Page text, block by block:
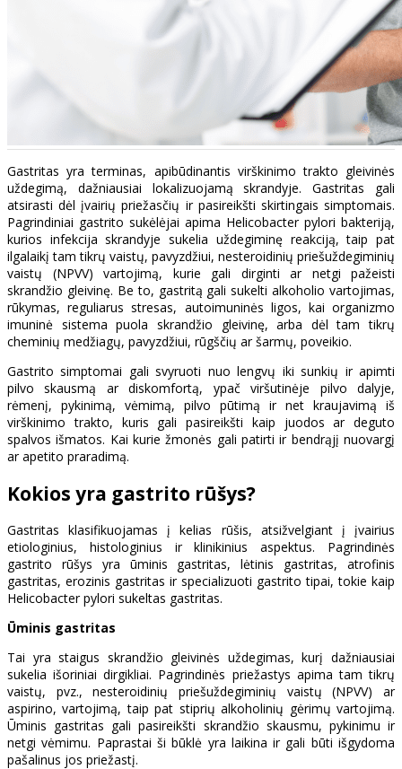
Gastritas yra terminas, apibūdinantis virškinimo trakto gleivinės
uždegimą, dažniausiai lokalizuojamą skrandyje. Gastritas gali
atsirasti dėl įvairių priežasčių ir pasireikšti skirtingais simptomais.
Pagrindiniai gastrito sukėlėjai apima Helicobacter pylori bakteriją,
kurios infekcija skrandyje sukelia uždegiminę reakciją, taip pat
ilgalaikį tam tikrų vaistų, pavyzdžiui, nesteroidinių priešuždegiminių
vaistų (NPVV) vartojimą, kurie gali dirginti ar netgi pažeisti
skrandžio gleivinę. Be to, gastritą gali sukelti alkoholio vartojimas,
rūkymas, reguliarus stresas, autoimuninės ligos, kai organizmo
imuninė sistema puola skrandžio gleivinę, arba dėl tam tikrų
cheminių medžiagų, pavyzdžiui, rūgščių ar šarmų, poveikio.
Gastrito simptomai gali svyruoti nuo lengvų iki sunkių ir apimti
pilvo skausmą ar diskomfortą, ypač viršutinėje pilvo dalyje,
rėmenį, pykinimą, vėmimą, pilvo pūtimą ir net kraujavimą iš
virškinimo trakto, kuris gali pasireikšti kaip juodos ar deguto
spalvos išmatos. Kai kurie žmonės gali patirti ir bendrąjį nuovargį
ar apetito praradimą.
Kokios yra gastrito rūšys?
Gastritas klasifikuojamas į kelias rūšis, atsižvelgiant į įvairius
etiologinius, histologinius ir klinikinius aspektus. Pagrindinės
gastrito rūšys yra ūminis gastritas, lėtinis gastritas, atrofinis
gastritas, erozinis gastritas ir specializuoti gastrito tipai, tokie kaip
Helicobacter pylori sukeltas gastritas.
Ūminis gastritas
Tai yra staigus skrandžio gleivinės uždegimas, kurį dažniausiai
sukelia išoriniai dirgikliai. Pagrindinės priežastys apima tam tikrų
vaistų, pvz., nesteroidinių priešuždegiminių vaistų (NPVV) ar
aspirino, vartojimą, taip pat stiprių alkoholinių gėrimų vartojimą.
Ūminis gastritas gali pasireikšti skrandžio skausmu, pykinimu ir
netgi vėmimu. Paprastai ši būklė yra laikina ir gali būti išgydoma
pašalinus jos priežastį.